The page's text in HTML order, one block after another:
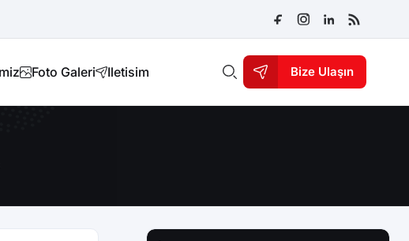
Foto Galeri Iletisim Bize Ulaşın